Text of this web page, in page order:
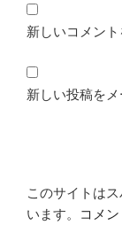
新しいコメン
新しい投稿を
このサイトは
います。
コメ